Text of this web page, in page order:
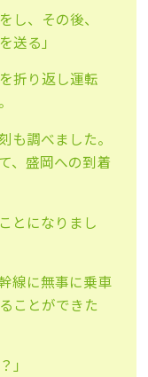
し、その後、
送る」
折り返し運転
も調べました。
、盛岡への到着
とになりまし
線に無事に乗車
ことができた
」